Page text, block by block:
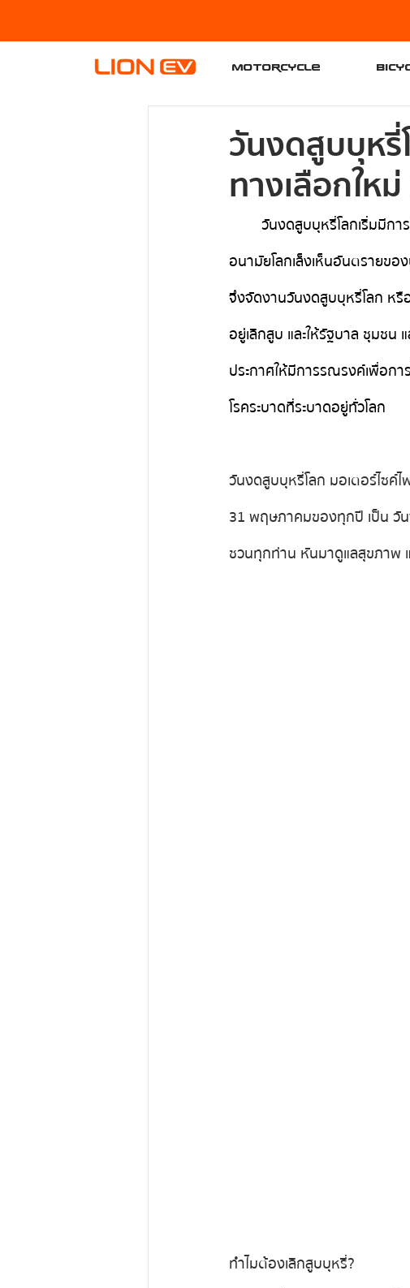
Motorcycle
วันงดสูบบุหรี่
ทางเลือกให
วันงดสูบบุหรี่โลกเริ่มมีก
อนามัยโลกเล็งเห็นอันตรายข
จึงจัดงานวันงดสูบบุหรี่โลก หรื
อยู่เลิกสูบ และให้รัฐบาล ชุมชน
ประกาศให้มีการรณรงค์เพื่อก
โรคระบาดที่ระบาดอยู่ทั่วโลก
วันงดสูบบุหรี่โลก มอเตอร์ไซค์ไ
31 พฤษภาคม ของทุกปี เป็น วัน
ชวนทุกท่าน หันมาดูแลสุขภาพ แ
ทำไมต้องเลิกสูบบุหรี่?